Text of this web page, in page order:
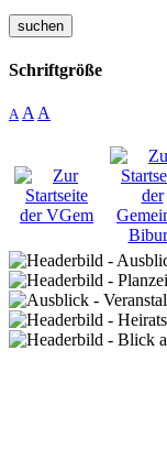
suchen
Schriftgröße
A A A